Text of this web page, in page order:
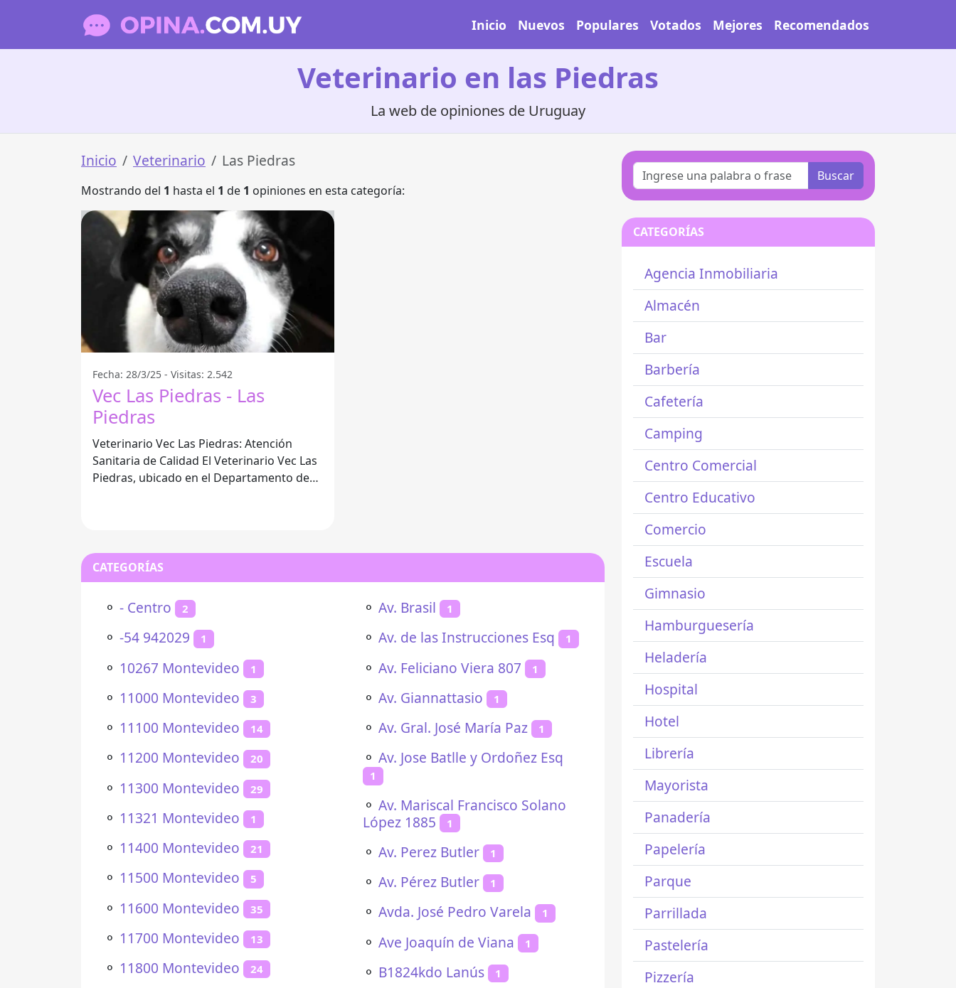
Inicio Nuevos Populares Votados Mejores Recomendados
Veterinario en las Piedras
La web de opiniones de Uruguay
Inicio Veterinario Las Piedras
Mostrando del 1 hasta el 1 de 1 opiniones en esta categoría:
Fecha: 28/3/25 - Visitas: 2.542
Vec Las Piedras - Las
Piedras
Veterinario Vec Las Piedras: Atención
Sanitaria de Calidad El Veterinario Vec Las
Piedras, ubicado en el Departamento de
CATEGORÍAS
⚬ - Centro 2
⚬ -54 942029 1
⚬ 10267 Montevideo 1
⚬ 11000 Montevideo 3
⚬ 11100 Montevideo 14
⚬ 11200 Montevideo 20
⚬ 11300 Montevideo 29
⚬ 11321 Montevideo 1
⚬ 11400 Montevideo 21
⚬ 11500 Montevideo 5
⚬ 11600 Montevideo 35
⚬ 11700 Montevideo 13
⚬ 11800 Montevideo 24
⚬ Av. Brasil 1
⚬ Av. de las Instrucciones Esq 1
⚬ Av. Feliciano Viera 807 1
⚬ Av. Giannattasio 1
⚬ Av. Gral. José María Paz 1
⚬ Av. Jose Batlle y Ordoñez Esq
1
⚬ Av. Mariscal Francisco Solano
López 1885
1
⚬ Av. Perez Butler 1
⚬ Av. Pérez Butler 1
⚬ Avda. José Pedro Varela 1
⚬ Ave Joaquín de Viana 1
⚬ B1824kdo Lanús 1
Buscar
CATEGORÍAS
Agencia Inmobiliaria
Almacén
Bar
Barbería
Cafetería
Camping
Centro Comercial
Centro Educativo
Comercio
Escuela
Gimnasio
Hamburguesería
Heladería
Hospital
Hotel
Librería
Mayorista
Panadería
Papelería
Parque
Parrillada
Pastelería
Pizzería